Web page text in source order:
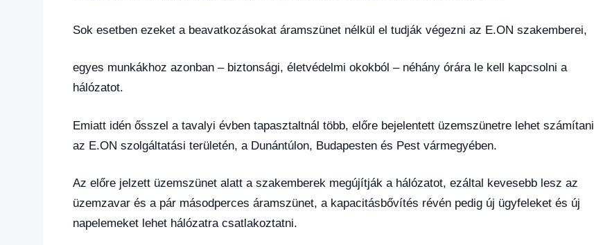
Sok esetben ezeket a beavatkozásokat áramszünet nélkül el tudják végezni az E.ON szakemberei,
egyes munkákhoz azonban – biztonsági, életvédelmi okokból – néhány órára le kell kapcsolni a
hálózatot.
Emiatt idén ősszel a tavalyi évben tapasztaltnál több, előre bejelentett üzemszünetre lehet számítani
az E.ON szolgáltatási területén, a Dunántúlon, Budapesten és Pest vármegyében.
Az előre jelzett üzemszünet alatt a szakemberek megújítják a hálózatot, ezáltal kevesebb lesz az
üzemzavar és a pár másodperces áramszünet, a kapacitásbővítés révén pedig új ügyfeleket és új
napelemeket lehet hálózatra csatlakoztatni.